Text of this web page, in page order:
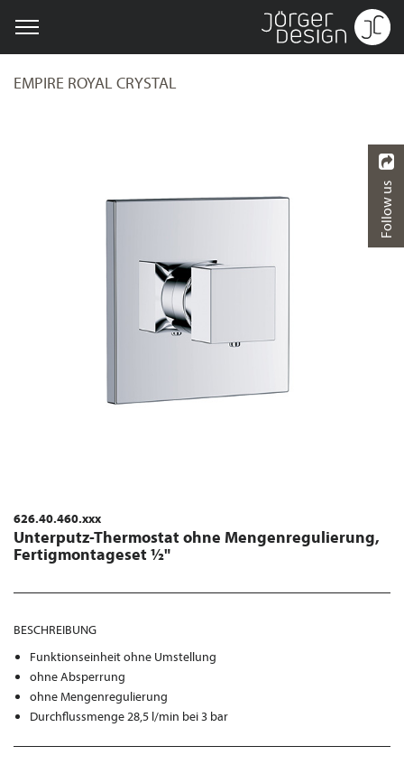
EMPIRE ROYAL CRYSTAL
626.40.460.xxx
Unterputz-Thermostat ohne Mengenregulierung,
Fertigmontageset ½"
BESCHREIBUNG
Funktionseinheit ohne Umstellung
ohne Absperrung
ohne Mengenregulierung
Durchflussmenge 28,5 l/min bei 3 bar
Follow us